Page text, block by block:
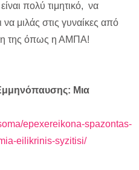
πολύ τιμητικό, να
να μιλάς στις γυναίκες από
της όπως η ΑΜΠΑ!
Μια
epexereikona-spazontas-
eilikrinis-syzitisi/